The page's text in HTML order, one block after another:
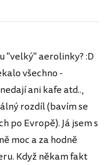
"velký" aerolinky? :D
všechno -
ani kafe atd..,
rozdíl (bavím se
po Evropě). Já jsem s
moc a za hodně
Když někam fakt